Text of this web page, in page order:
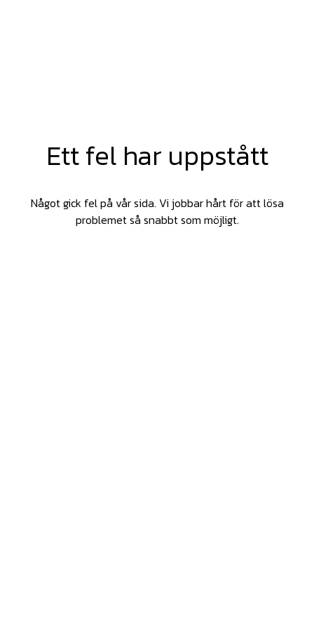
Ett fel har uppstått
Något gick fel på vår sida. Vi jobbar hårt för att lösa
problemet så snabbt som möjligt.